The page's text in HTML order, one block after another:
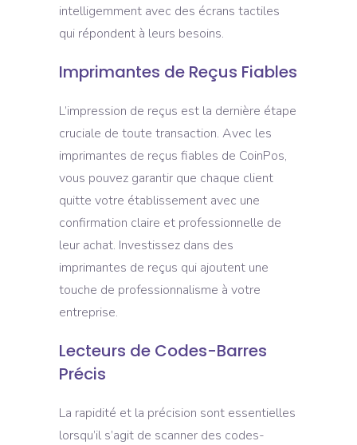
intelligemment avec des écrans tactiles
qui répondent à leurs besoins.
Imprimantes de Reçus Fiables
L’impression de reçus est la dernière étape
cruciale de toute transaction. Avec les
imprimantes de reçus fiables de CoinPos,
vous pouvez garantir que chaque client
quitte votre établissement avec une
confirmation claire et professionnelle de
leur achat. Investissez dans des
imprimantes de reçus qui ajoutent une
touche de professionnalisme à votre
entreprise.
Lecteurs de Codes-Barres
Précis
La rapidité et la précision sont essentielles
lorsqu’il s’agit de scanner des codes-